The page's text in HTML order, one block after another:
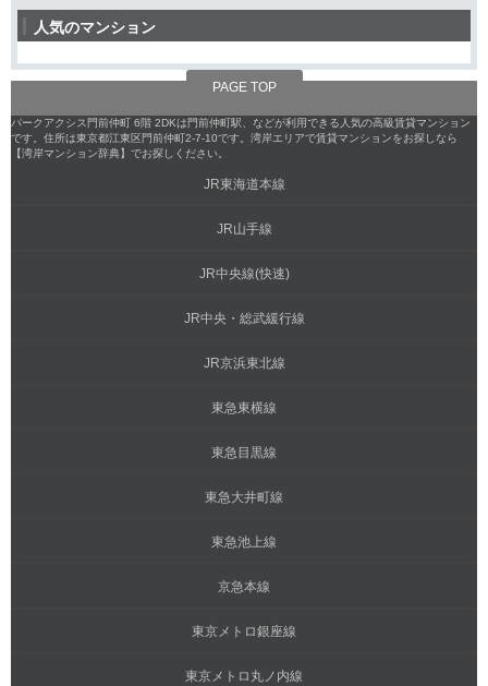
人気のマンション
PAGE TOP
パークアクシス門前仲町 6階 2DKは門前仲町駅、などが利用できる人気の高級賃貸マンション
です。住所は東京都江東区門前仲町2-7-10です。湾岸エリアで賃貸マンションをお探しなら
【湾岸マンション辞典】でお探しください。
JR東海道本線
JR山手線
JR中央線(快速)
JR中央・総武緩行線
JR京浜東北線
東急東横線
東急目黒線
東急大井町線
東急池上線
京急本線
東京メトロ銀座線
東京メトロ丸ノ内線